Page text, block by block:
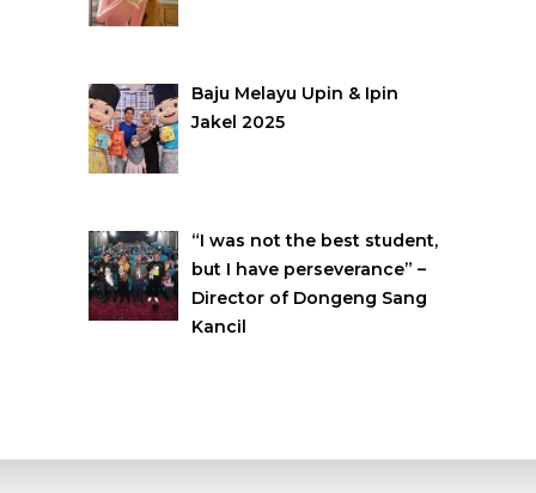
Baju Melayu Upin & Ipin
Jakel 2025
“I was not the best student,
but I have perseverance” –
Director of Dongeng Sang
Kancil